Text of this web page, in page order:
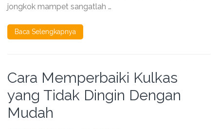
jongkok mampet sangatlah …
Baca Selengkapnya
Cara Memperbaiki Kulkas
yang Tidak Dingin Dengan
Mudah